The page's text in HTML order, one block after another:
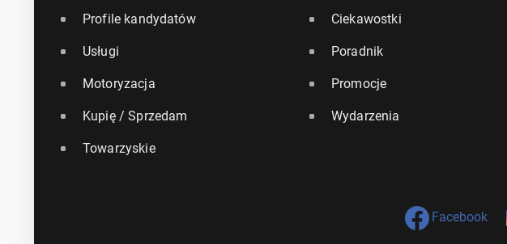
Profile kandydatów
Usługi
Motoryzacja
Kupię / Sprzedam
Towarzyskie
Ciekawostki
Poradnik
Promocje
Wydarzenia
Facebook